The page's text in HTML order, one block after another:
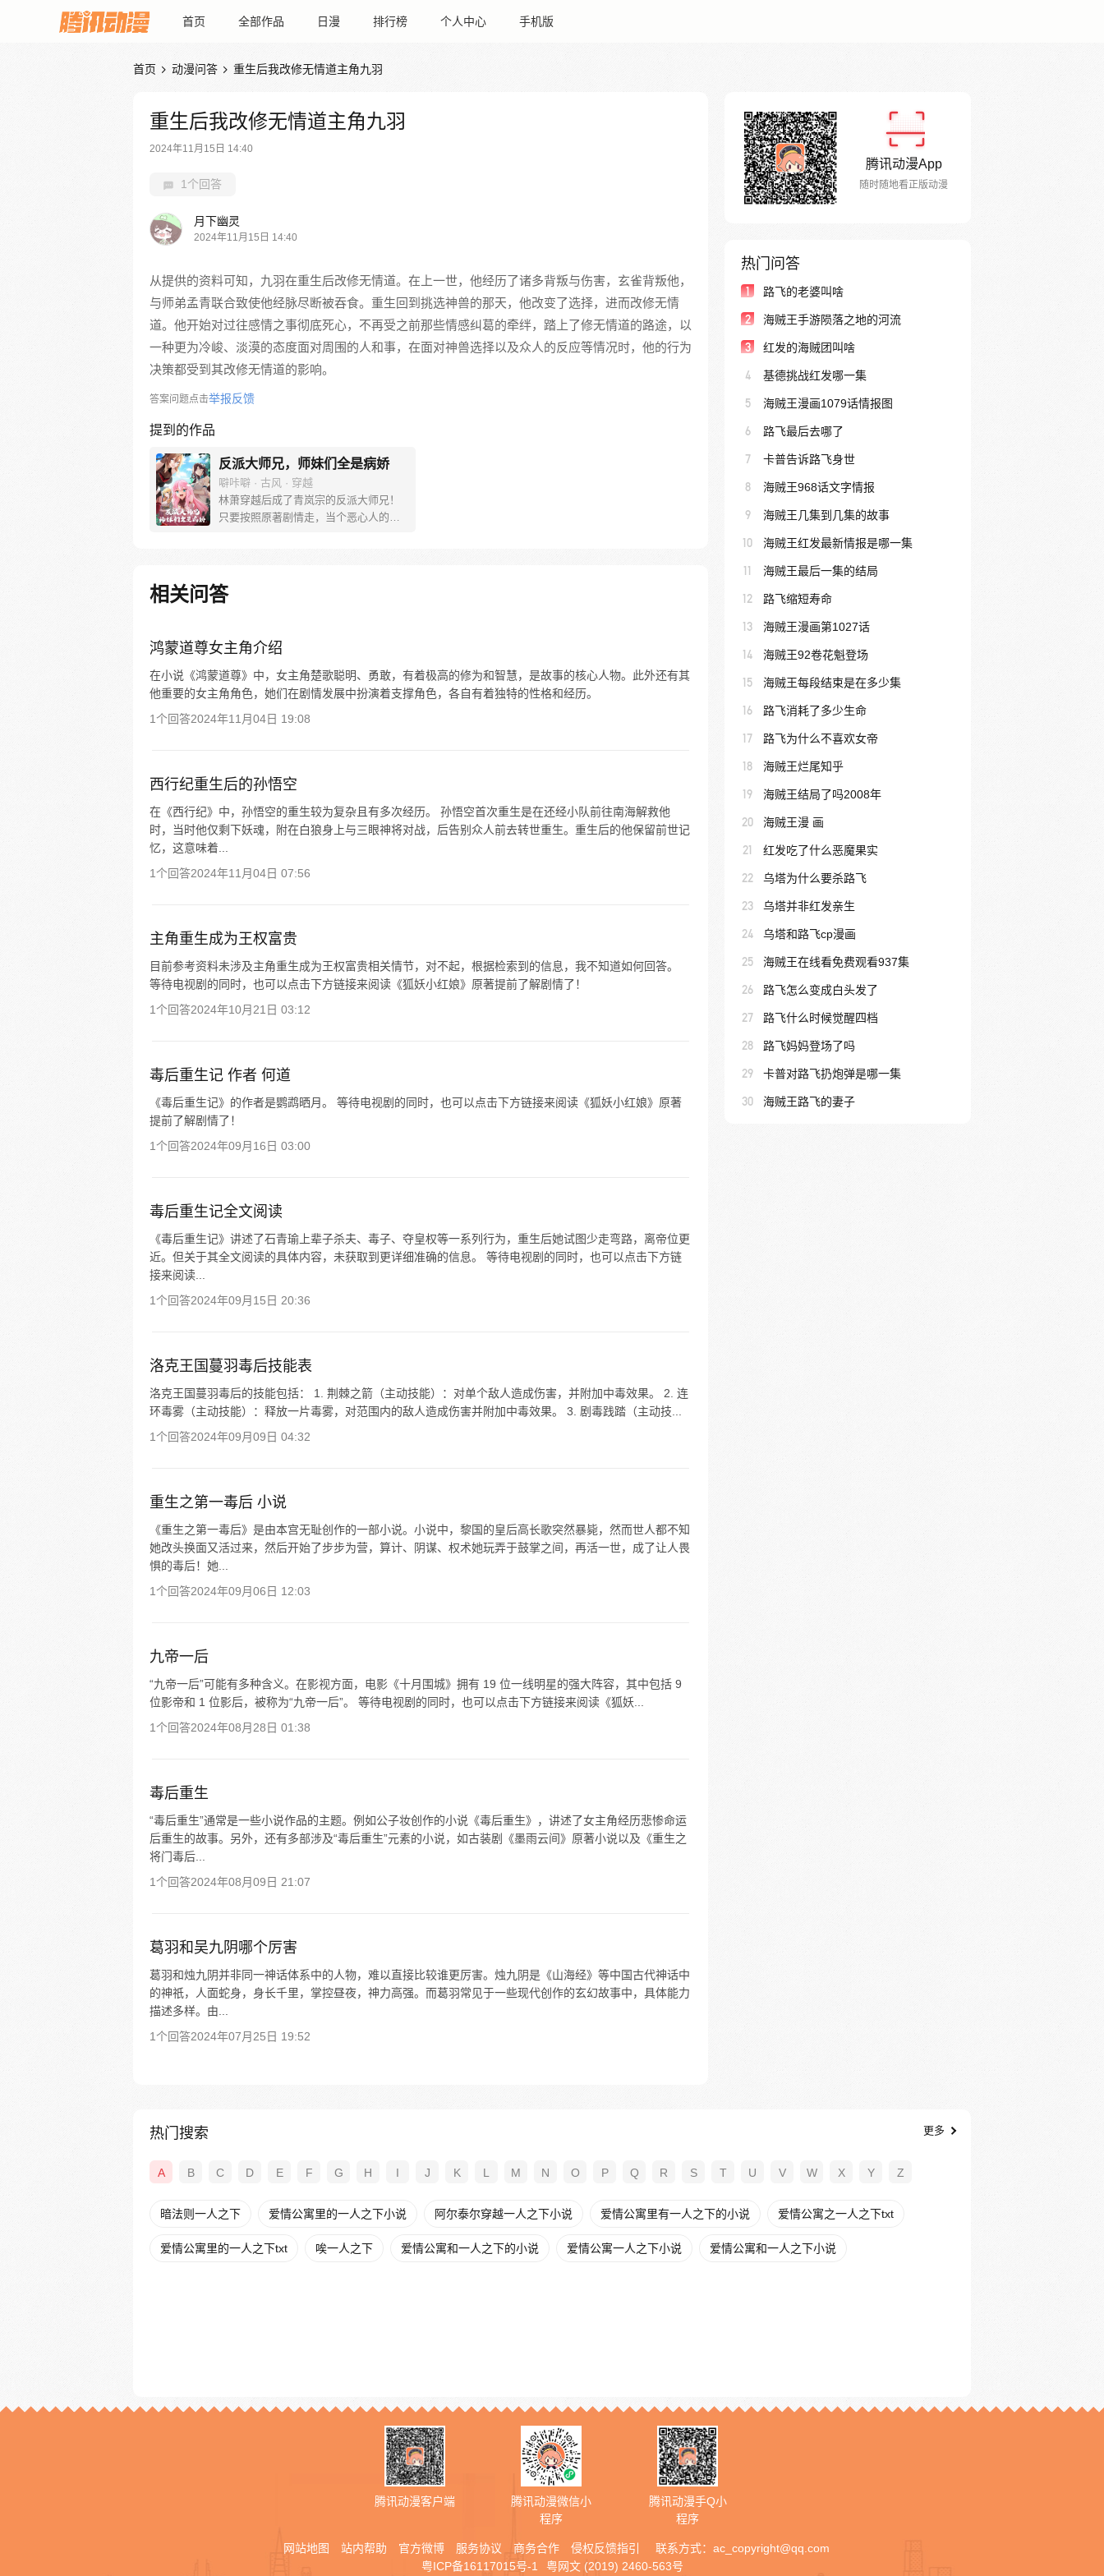
首页 全部作品 日漫 排行榜 个人中心 手机版
首页  动漫问答  重生后我改修无情道主角九羽
重生后我改修无情道主角九羽
2024年11月15日 14:40
1个回答
月下幽灵
2024年11月15日 14:40
从提供的资料可知，九羽在重生后改修无情道。在上一世，他经历了诸多背叛与伤害，玄雀背叛他，
与师弟孟青联合致使他经脉尽断被吞食。重生回到挑选神兽的那天，他改变了选择，进而改修无情
道。他开始对过往感情之事彻底死心，不再受之前那些情感纠葛的牵绊，踏上了修无情道的路途，以
一种更为冷峻、淡漠的态度面对周围的人和事，在面对神兽选择以及众人的反应等情况时，他的行为
决策都受到其改修无情道的影响。
答案问题点击举报反馈
提到的作品
反派大师兄，师妹们全是病娇
噼咔噼 · 古风 · 穿越
林萧穿越后成了青岚宗的反派大师兄！
只要按照原著剧情走，当个恶心人的反
履行反派职责。终于熬到男主叶辰拜入
师门这天！林萧兴奋不已，准备毒害男
住，被男主飞龙骑脸！没想到……
相关问答
鸿蒙道尊女主角介绍
在小说《鸿蒙道尊》中，女主角楚歌聪明、勇敢，有着极高的修为和智慧，是故事的核心人物。此外还有其
他重要的女主角角色，她们在剧情发展中扮演着支撑角色，各自有着独特的性格和经历。
1个回答2024年11月04日 19:08
西行纪重生后的孙悟空
在《西行纪》中，孙悟空的重生较为复杂且有多次经历。 孙悟空首次重生是在还经小队前往南海解救他
时，当时他仅剩下妖魂，附在白狼身上与三眼神将对战，后告别众人前去转世重生。重生后的他保留前世记
忆，这意味着...
1个回答2024年11月04日 07:56
主角重生成为王权富贵
目前参考资料未涉及主角重生成为王权富贵相关情节，对不起，根据检索到的信息，我不知道如何回答。
等待电视剧的同时，也可以点击下方链接来阅读《狐妖小红娘》原著提前了解剧情了！
1个回答2024年10月21日 03:12
毒后重生记 作者 何道
《毒后重生记》的作者是鹦鹉晒月。 等待电视剧的同时，也可以点击下方链接来阅读《狐妖小红娘》原著
提前了解剧情了！
1个回答2024年09月16日 03:00
毒后重生记全文阅读
《毒后重生记》讲述了石青瑜上辈子杀夫、毒子、夺皇权等一系列行为，重生后她试图少走弯路，离帝位更
近。但关于其全文阅读的具体内容，未获取到更详细准确的信息。 等待电视剧的同时，也可以点击下方链
接来阅读...
1个回答2024年09月15日 20:36
洛克王国蔓羽毒后技能表
洛克王国蔓羽毒后的技能包括： 1. 荆棘之箭（主动技能）：对单个敌人造成伤害，并附加中毒效果。 2. 连
环毒雾（主动技能）：释放一片毒雾，对范围内的敌人造成伤害并附加中毒效果。 3. 剧毒践踏（主动技...
1个回答2024年09月09日 04:32
重生之第一毒后 小说
《重生之第一毒后》是由本宫无耻创作的一部小说。小说中，黎国的皇后高长歌突然暴毙，然而世人都不知
她改头换面又活过来，然后开始了步步为营，算计、阴谋、权术她玩弄于鼓掌之间，再活一世，成了让人畏
惧的毒后！她...
1个回答2024年09月06日 12:03
九帝一后
“九帝一后”可能有多种含义。在影视方面，电影《十月围城》拥有 19 位一线明星的强大阵容，其中包括 9
位影帝和 1 位影后，被称为“九帝一后”。 等待电视剧的同时，也可以点击下方链接来阅读《狐妖...
1个回答2024年08月28日 01:38
毒后重生
“毒后重生”通常是一些小说作品的主题。例如公子妆创作的小说《毒后重生》，讲述了女主角经历悲惨命运
后重生的故事。另外，还有多部涉及“毒后重生”元素的小说，如古装剧《墨雨云间》原著小说以及《重生之
将门毒后...
1个回答2024年08月09日 21:07
葛羽和吴九阴哪个厉害
葛羽和烛九阴并非同一神话体系中的人物，难以直接比较谁更厉害。烛九阴是《山海经》等中国古代神话中
的神祇，人面蛇身，身长千里，掌控昼夜，神力高强。而葛羽常见于一些现代创作的玄幻故事中，具体能力
描述多样。由...
1个回答2024年07月25日 19:52
腾讯动漫App
随时随地看正版动漫
热门问答
1 路飞的老婆叫啥
2 海贼王手游陨落之地的河流
3 红发的海贼团叫啥
4 基德挑战红发哪一集
5 海贼王漫画1079话情报图
6 路飞最后去哪了
7 卡普告诉路飞身世
8 海贼王968话文字情报
9 海贼王几集到几集的故事
10 海贼王红发最新情报是哪一集
11 海贼王最后一集的结局
12 路飞缩短寿命
13 海贼王漫画第1027话
14 海贼王92卷花魁登场
15 海贼王每段结束是在多少集
16 路飞消耗了多少生命
17 路飞为什么不喜欢女帝
18 海贼王烂尾知乎
19 海贼王结局了吗2008年
20 海贼王漫 画
21 红发吃了什么恶魔果实
22 乌塔为什么要杀路飞
23 乌塔并非红发亲生
24 乌塔和路飞cp漫画
25 海贼王在线看免费观看937集
26 路飞怎么变成白头发了
27 路飞什么时候觉醒四档
28 路飞妈妈登场了吗
29 卡普对路飞扔炮弹是哪一集
30 海贼王路飞的妻子
热门搜索 更多
A B C D E F G H I J K L M N O P Q R S T U V W X Y Z
暗法则一人之下 爱情公寓里的一人之下小说 阿尔泰尔穿越一人之下小说 爱情公寓里有一人之下的小说 爱情公寓之一人之下txt
爱情公寓里的一人之下txt 唉一人之下 爱情公寓和一人之下的小说 爱情公寓一人之下小说 爱情公寓和一人之下小说
腾讯动漫客户端
腾讯动漫微信小
程序
腾讯动漫手Q小
程序
网站地图 站内帮助 官方微博 服务协议 商务合作 侵权反馈指引 联系方式： ac_copyright@qq.com
粤ICP备16117015号-1
粤网文 (2019) 2460-563号